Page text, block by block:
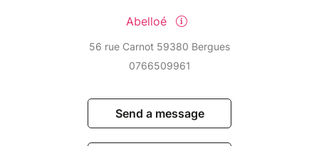
Abelloé
56 rue Carnot 59380 Bergues
0766509961
Send a message